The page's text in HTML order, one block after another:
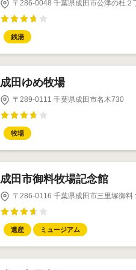
〒286-0048 千葉県成田市公津の杜２
銭湯
成田ゆめ牧場
〒289-0111 千葉県成田市名木730
牧場
成田市御料牧場記念館
〒286-0116 千葉県成田市三里塚御料
遺産 ミュージアム